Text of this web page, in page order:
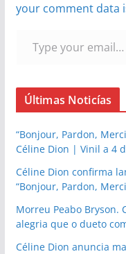
your comment data
Últimas Noticías
“Bonjour, Pardon,
Céline Dion | Vinil a 4
Céline Dion confirma
“Bonjour, Pardon,
Morreu Peabo Bryson.
alegria que o dueto
Céline Dion anuncia